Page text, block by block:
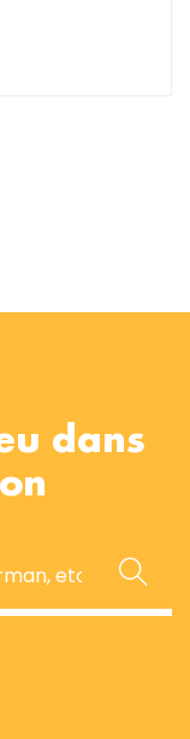
dans